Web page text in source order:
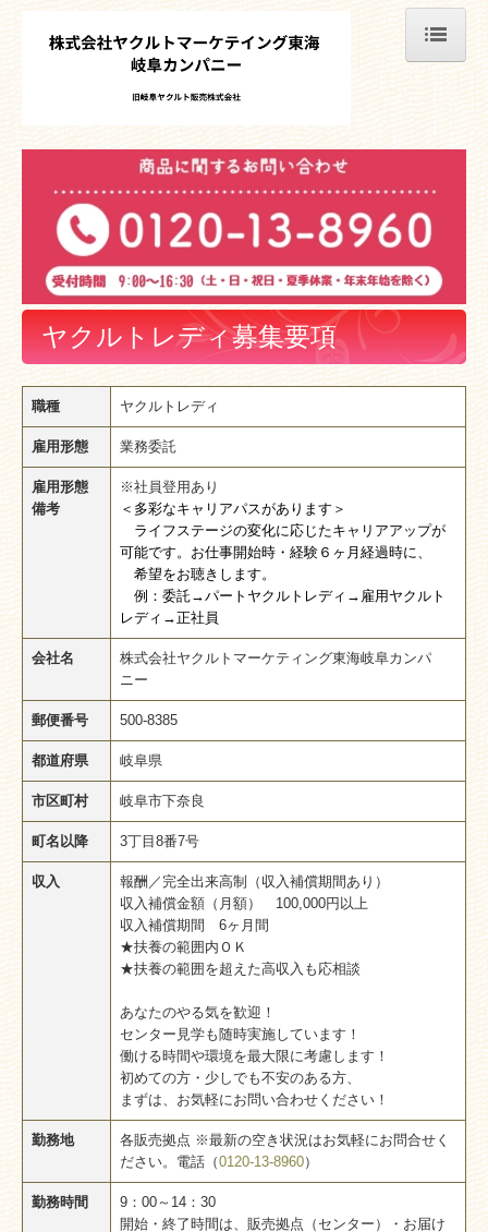
ニュースリリース
商品情報
会社案内
拠点紹介
会社概要
地域貢献活動
お問い合わせ
プライバシーポリシー
ヤクルト届けてネット
健康セミナー
出前授業
ヤクルトレディのお仕事
保育ルームの1日
よくある質問
お客様とのふれあいエピソード
教えてヤクルトマン！
ヤクルトレディ募集要項
職種 ヤクルトレディ
雇用形態 業務委託
雇用形態
備考
※社員登用あり
＜多彩なキャリアパスがあります＞
ライフステージの変化に応じたキャリアアップが
可能です。お仕事開始時・経験６ヶ月経過時に、
希望をお聴きします。
例：委託→パートヤクルトレディ→雇用ヤクルト
レディ→正社員
会社名
株式会社ヤクルトマーケティング東海岐阜カンパ
ニー
郵便番号 500-8385
都道府県 岐阜県
市区町村 岐阜市下奈良
町名以降 3丁目8番7号
収入
報酬／完全出来高制（収入補償期間あり）
収入補償金額（月額） 100,000円以上
収入補償期間 6ヶ月間
★扶養の範囲内ＯＫ
★扶養の範囲を超えた高収入も応相談
あなたのやる気を歓迎！
センター見学も随時実施しています！
働ける時間や環境を最大限に考慮します！
初めての方・少しでも不安のある方、
まずは、お気軽にお問い合わせください！
勤務地
各販売拠点 ※最新の空き状況はお気軽にお問合せく
ださい。電話（0120-13-8960）
勤務時間
9：00～14：30
開始・終了時間は、販売拠点（センター）・お届け